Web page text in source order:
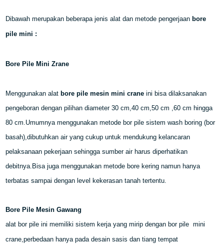
Dibawah merupakan beberapa jenis alat dan metode pengerjaan bore
pile mini :
Bore Pile Mini Zrane
Menggunakan alat bore pile mesin mini crane ini bisa dilaksanakan
pengeboran dengan pilihan diameter 30 cm,40 cm,50 cm ,60 cm hingga
80 cm.Umumnya menggunakan metode bor pile sistem wash boring (bor
basah),dibutuhkan air yang cukup untuk mendukung kelancaran
pelaksanaan pekerjaan sehingga sumber air harus diperhatikan
debitnya.Bisa juga menggunakan metode bore kering namun hanya
terbatas sampai dengan level kekerasan tanah tertentu.
Bore Pile Mesin Gawang
alat bor pile ini memiliki sistem kerja yang mirip dengan bor pile mini
crane,perbedaan hanya pada desain sasis dan tiang tempat